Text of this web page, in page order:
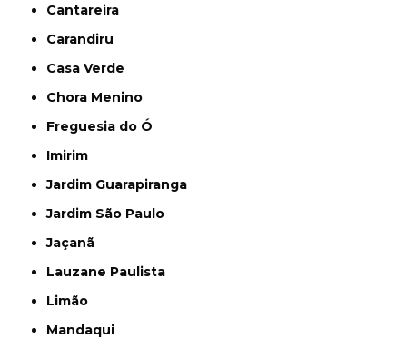
Cantareira
Carandiru
Casa Verde
Chora Menino
Freguesia do Ó
Imirim
Jardim Guarapiranga
Jardim São Paulo
Jaçanã
Lauzane Paulista
Limão
Mandaqui